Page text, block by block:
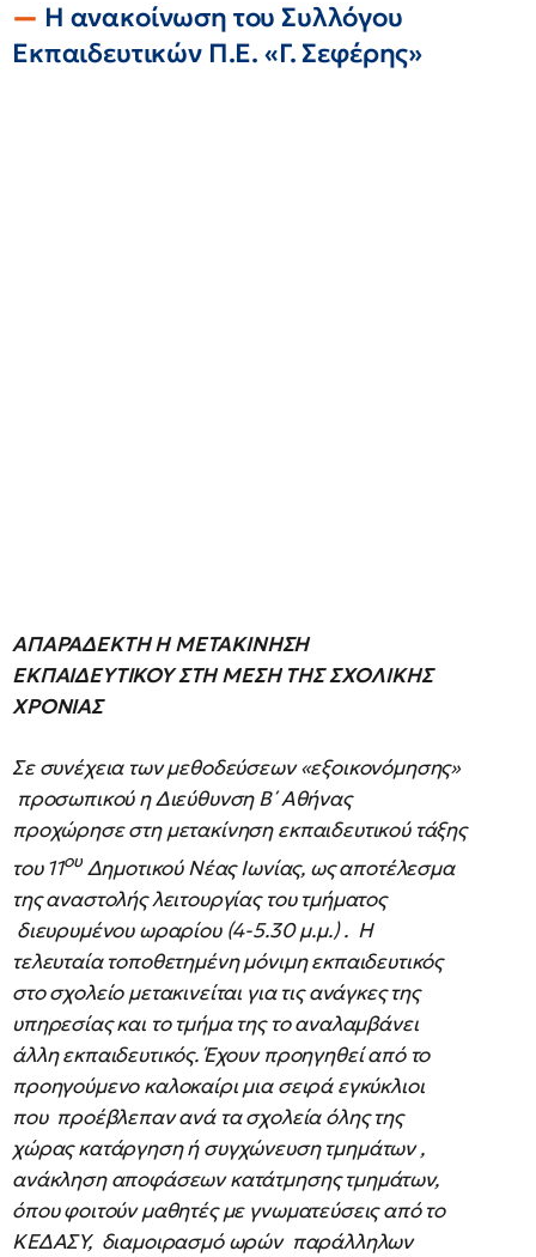
Η ανακοίνωση του Συλλόγου
Εκπαιδευτικών Π.Ε. «Γ. Σεφέρης»
ΑΠΑΡΑΔΕΚΤΗ Η ΜΕΤΑΚΙΝΗΣΗ
ΕΚΠΑΙΔΕΥΤΙΚΟΥ ΣΤΗ ΜΕΣΗ ΤΗΣ ΣΧΟΛΙΚΗΣ
ΧΡΟΝΙΑΣ
Σε συνέχεια των μεθοδεύσεων «εξοικονόμησης»
προσωπικού η Διεύθυνση Β΄ Αθήνας
προχώρησε στη μετακίνηση εκπαιδευτικού τάξης
του 11ουΔημοτικού Νέας Ιωνίας, ως αποτέλεσμα
της αναστολής λειτουργίας του τμήματος
διευρυμένου ωραρίου (4-5.30 μ.μ.) . Η
τελευταία τοποθετημένη μόνιμη εκπαιδευτικός
στο σχολείο μετακινείται για τις ανάγκες της
υπηρεσίας και το τμήμα της το αναλαμβάνει
άλλη εκπαιδευτικός. Έχουν προηγηθεί από το
προηγούμενο καλοκαίρι μια σειρά εγκύκλιοι
που προέβλεπαν ανά τα σχολεία όλης της
χώρας κατάργηση ή συγχώνευση τμημάτων ,
ανάκληση αποφάσεων κατάτμησης τμημάτων,
όπου φοιτούν μαθητές με γνωματεύσεις από το
ΚΕΔΑΣΥ, διαμοιρασμό ωρών παράλληλων